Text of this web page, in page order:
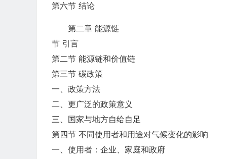
第六节 结论
第二章 能源链
节 引言
第二节 能源链和价值链
第三节 碳政策
一、政策方法
二、更广泛的政策意义
三、国家与地方自给自足
第四节 不同使用者和用途对气候变化的影响
一、使用者：企业、家庭和政府